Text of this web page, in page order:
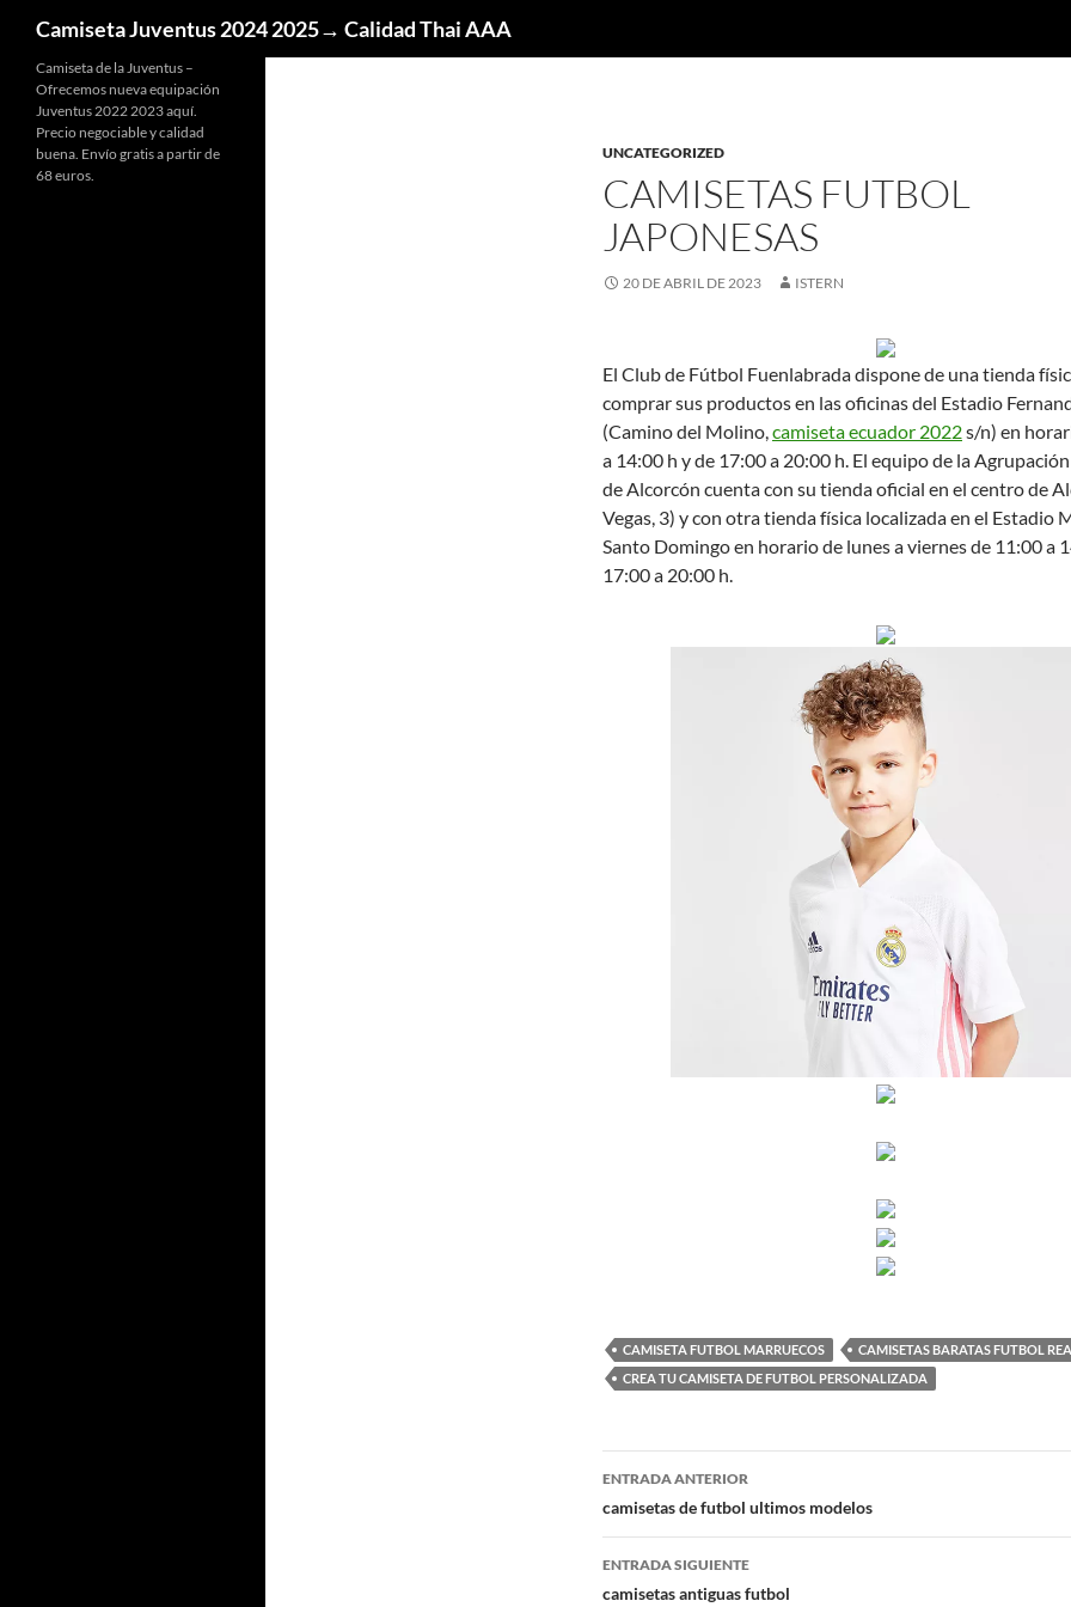
Camiseta Juventus 2024 2025→ Calidad Thai AAA
UNCATEGORIZED
CAMISETAS FUTBOL
JAPONESAS
20 DE ABRIL DE 2023 ISTERN
El Club de Fútbol Fuenlabrada dispone de una tienda
comprar sus productos en las oficinas del Estadio
(Camino del Molino,camiseta ecuador 2022s/n) en
a 14:00 h y de 17:00 a 20:00 h. El equipo de la
de Alcorcón cuenta con su tienda oficial en el centro de
Vegas, 3) y con otra tienda física localizada en el Estadio
Santo Domingo en horario de lunes a viernes de 11:00 a
17:00 a 20:00 h.
CAMISETA FUTBOL MARRUECOS
CAMISETAS BARATAS FUTBOL
CREA TU CAMISETA DE FUTBOL PERSONALIZADA
Navegación
de
entradas
ENTRADA ANTERIOR
camisetas de futbol ultimos modelos
ENTRADA SIGUIENTE
camisetas antiguas futbol
Camiseta de la Juventus –
Ofrecemos nueva equipación
Juventus 2022 2023 aquí.
Precio negociable y calidad
buena. Envío gratis a partir de
68 euros.